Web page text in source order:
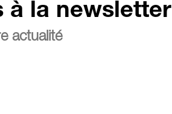
à la newsletter
actualité